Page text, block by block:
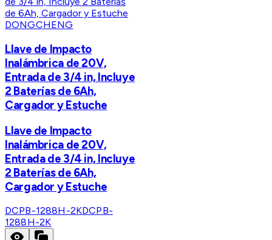
DONGCHENG
Llave de Impacto
Inalámbrica de 20V,
Entrada de 3/4 in, Incluye
2 Baterías de 6Ah,
Cargador y Estuche
Llave de Impacto
Inalámbrica de 20V,
Entrada de 3/4 in, Incluye
2 Baterías de 6Ah,
Cargador y Estuche
DCPB-1288H-2KDCPB-
1288H-2K